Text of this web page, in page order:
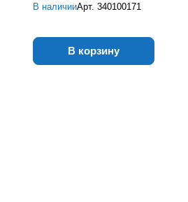
В наличииАрт. 340100171
В корзину